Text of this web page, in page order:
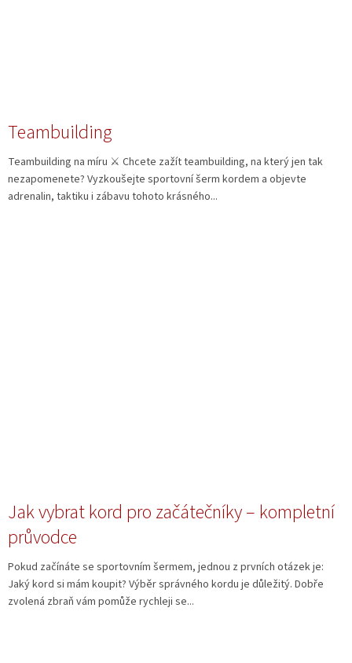
Teambuilding
Teambuilding na míru ⚔️ Chcete zažít teambuilding, na který jen tak
nezapomenete? Vyzkoušejte sportovní šerm kordem a objevte
adrenalin, taktiku i zábavu tohoto krásného...
Jak vybrat kord pro začátečníky – kompletní
průvodce
Pokud začínáte se sportovním šermem, jednou z prvních otázek je:
Jaký kord si mám koupit? Výběr správného kordu je důležitý. Dobře
zvolená zbraň vám pomůže rychleji se...